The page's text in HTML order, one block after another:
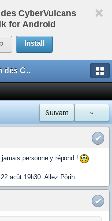
CyberVulcans
for Android
Install
Le forum des CyberVulcans
»
Suivant
personne y répond !
août 19h30. Allez Pôrih.